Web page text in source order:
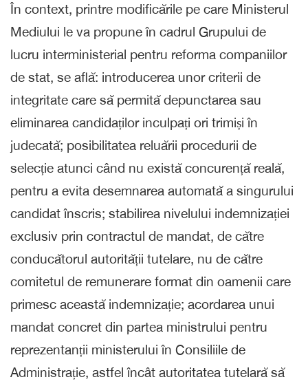
În context, printre modificările pe care Ministerul
Mediului le va propune în cadrul Grupului de
lucru interministerial pentru reforma companiilor
de stat, se află: introducerea unor criterii de
integritate care să permită depunctarea sau
eliminarea candidaților inculpați ori trimiși în
judecată; posibilitatea reluării procedurii de
selecție atunci când nu există concurență reală,
pentru a evita desemnarea automată a singurului
candidat înscris; stabilirea nivelului indemnizației
exclusiv prin contractul de mandat, de către
conducătorul autorității tutelare, nu de către
comitetul de remunerare format din oamenii care
primesc această indemnizație; acordarea unui
mandat concret din partea ministrului pentru
reprezentanții ministerului în Consiliile de
Administrație, astfel încât autoritatea tutelară să